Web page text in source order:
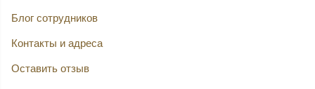
Блог сотрудников
Контакты и адреса
Оставить отзыв